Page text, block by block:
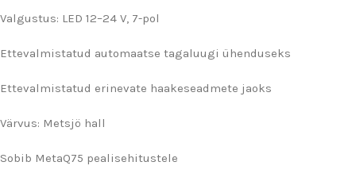
Valgustus: LED 12–24 V, 7-pol
Ettevalmistatud automaatse tagaluugi ühenduseks
Ettevalmistatud erinevate haakeseadmete jaoks
Värvus: Metsjö hall
Sobib MetaQ75 pealisehitustele